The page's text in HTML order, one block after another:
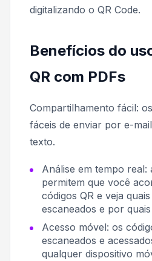
digitalizando o QR Code.
Benefícios do
QR com PDFs
Compartilhamento fácil:
fáceis de enviar por e-
texto.
Análise em tempo real:
permitem que você
códigos QR e veja
escaneados e por
Acesso móvel: os
escaneados e
qualquer dispositivo